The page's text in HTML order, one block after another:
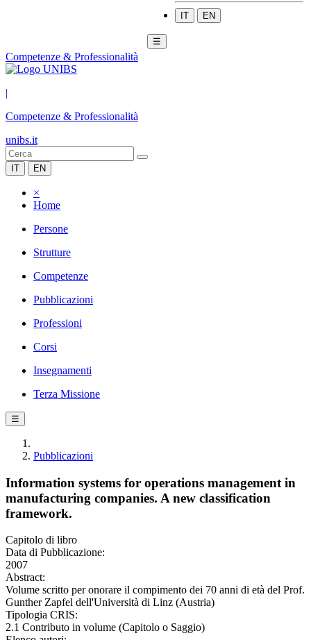
IT EN
☰
Competenze & Professionalità
|
Competenze & Professionalità
unibs.it
IT EN
×
Home
Persone
Strutture
Competenze
Pubblicazioni
Professioni
Corsi
Insegnamenti
Terza Missione
☰
Pubblicazioni
Information systems for operations management in
manufacturing companies. A new classification
framework.
Capitolo di libro
Data di Pubblicazione:
2007
Abstract:
Volume scritto per onorare il compimento dei 70 anni di età del Prof.
Gunther Zapfel dell'Università di Linz (Austria)
Tipologia CRIS:
2.1 Contributo in volume (Capitolo o Saggio)